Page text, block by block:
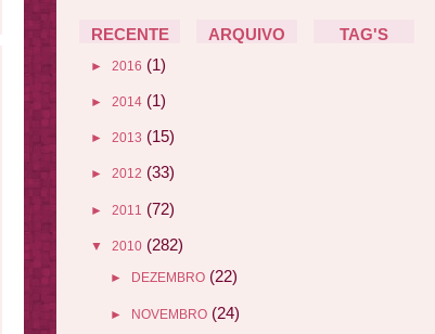
RECENTE ARQUIVO TAG'S
► 2016 (1)
► 2014 (1)
► 2013 (15)
► 2012 (33)
► 2011 (72)
▼ 2010 (282)
► DEZEMBRO (22)
► NOVEMBRO (24)